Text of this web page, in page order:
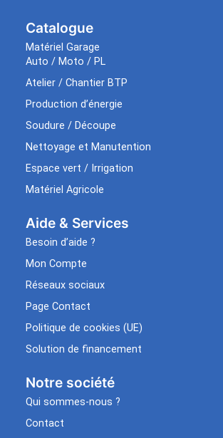
Catalogue
Matériel Garage
Auto / Moto / PL
Atelier / Chantier BTP
Production d’énergie
Soudure / Découpe
Nettoyage et Manutention
Espace vert / Irrigation
Matériel Agricole
Aide & Services​
Besoin d’aide ?
Mon Compte
Réseaux sociaux
Page Contact
Politique de cookies (UE)
Solution de financement
Notre société
Qui sommes-nous ?
Contact